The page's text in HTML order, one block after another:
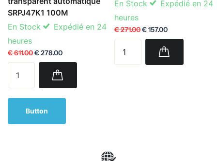
SRPJ47K1 100M
En Stock
Expédié en 24
heures
€ 611.00€ 278.00
En Stock
Expédié en 24
heures
€ 271.00€ 157.00
Button